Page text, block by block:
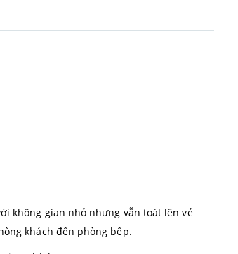
không gian nhỏ nhưng vẫn toát lên vẻ
khách đến phòng bếp.